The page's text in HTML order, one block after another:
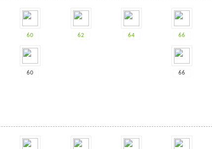
60 62 64 66
60 66